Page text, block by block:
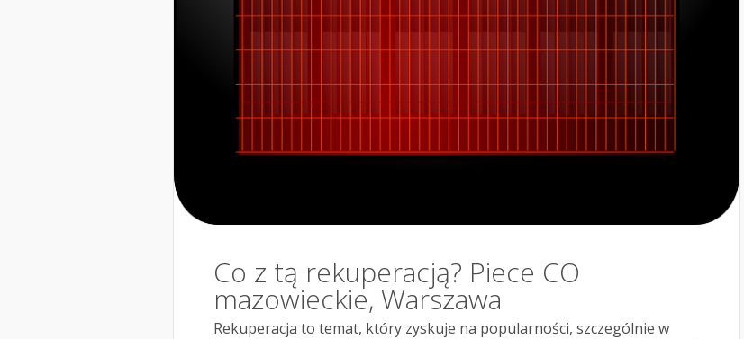
Co z tą rekuperacją? Piece CO
mazowieckie, Warszawa
Rekuperacja to temat, który zyskuje na popularności, szczególnie w